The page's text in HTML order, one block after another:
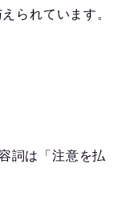
られています。
詞は「注意を払